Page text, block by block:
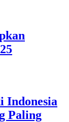
Indonesia
Paling